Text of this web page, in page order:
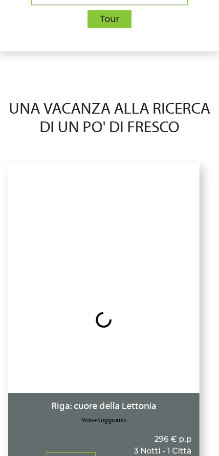
Tour
UNA VACANZA ALLA RICERCA
DI UN PO' DI FRESCO
Riga: cuore della Lettonia
Volo+Soggiorno
296 € p.p
3 Notti - 1 Città